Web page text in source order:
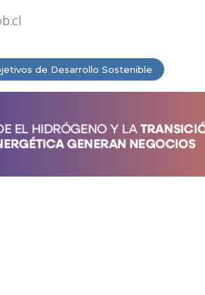
de Desarrollo Sostenible